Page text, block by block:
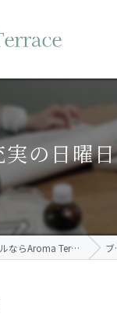
実の日曜日
熊本のアロマスクールならAroma Terrace ブログ